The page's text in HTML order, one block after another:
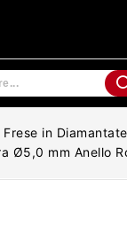
Frese in Diamantate
Ø5,0 mm Anello